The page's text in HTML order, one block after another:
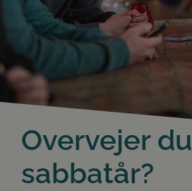
Overvejer du
sabbatår?